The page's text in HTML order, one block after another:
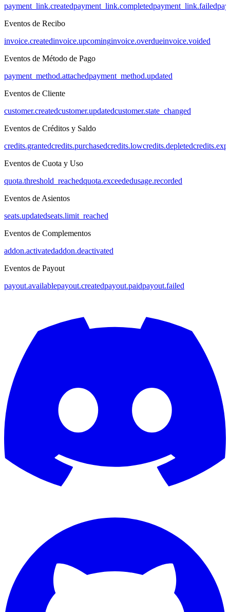
payment_link.createdpayment_link.completedpayment_link.failed
Eventos de Recibo
invoice.createdinvoice.upcominginvoice.overdueinvoice.voided
Eventos de Método de Pago
payment_method.attachedpayment_method.updated
Eventos de Cliente
customer.createdcustomer.updatedcustomer.state_changed
Eventos de Créditos y Saldo
credits.grantedcredits.purchasedcredits.lowcredits.depleted
Eventos de Cuota y Uso
quota.threshold_reachedquota.exceededusage.recorded
Eventos de Asientos
seats.updatedseats.limit_reached
Eventos de Complementos
addon.activatedaddon.deactivated
Eventos de Payout
payout.availablepayout.createdpayout.paidpayout.failed